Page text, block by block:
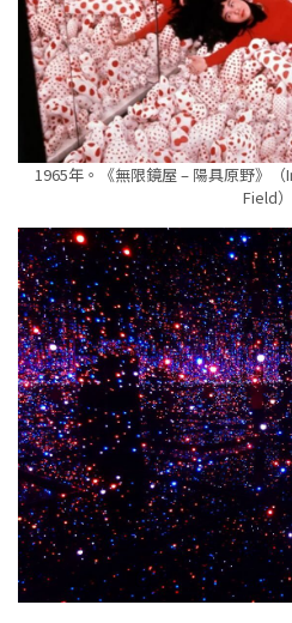
1965年。《無限鏡屋 – 陽具原野》
Field）